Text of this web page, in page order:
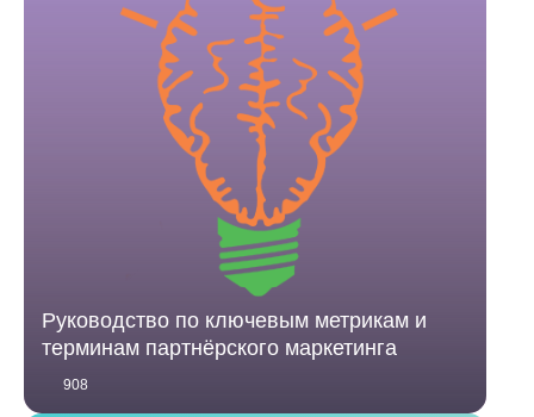
Руководство по ключевым метрикам и
терминам партнёрского маркетинга
908